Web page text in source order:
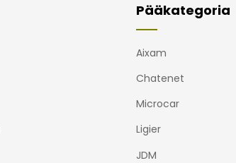
Pääkategoria
Aixam
Chatenet
Microcar
Ligier
JDM